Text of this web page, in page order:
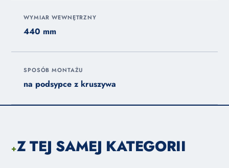
WYMIAR WEWNĘTRZNY
440 mm
SPOSÓB MONTAŻU
na podsypce z kruszywa
+Z TEJ SAMEJ KATEGORII